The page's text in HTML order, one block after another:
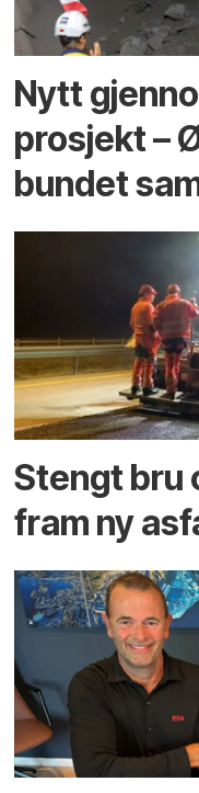
Nytt
prosjekt –
bundet
Stengt bru
fram ny